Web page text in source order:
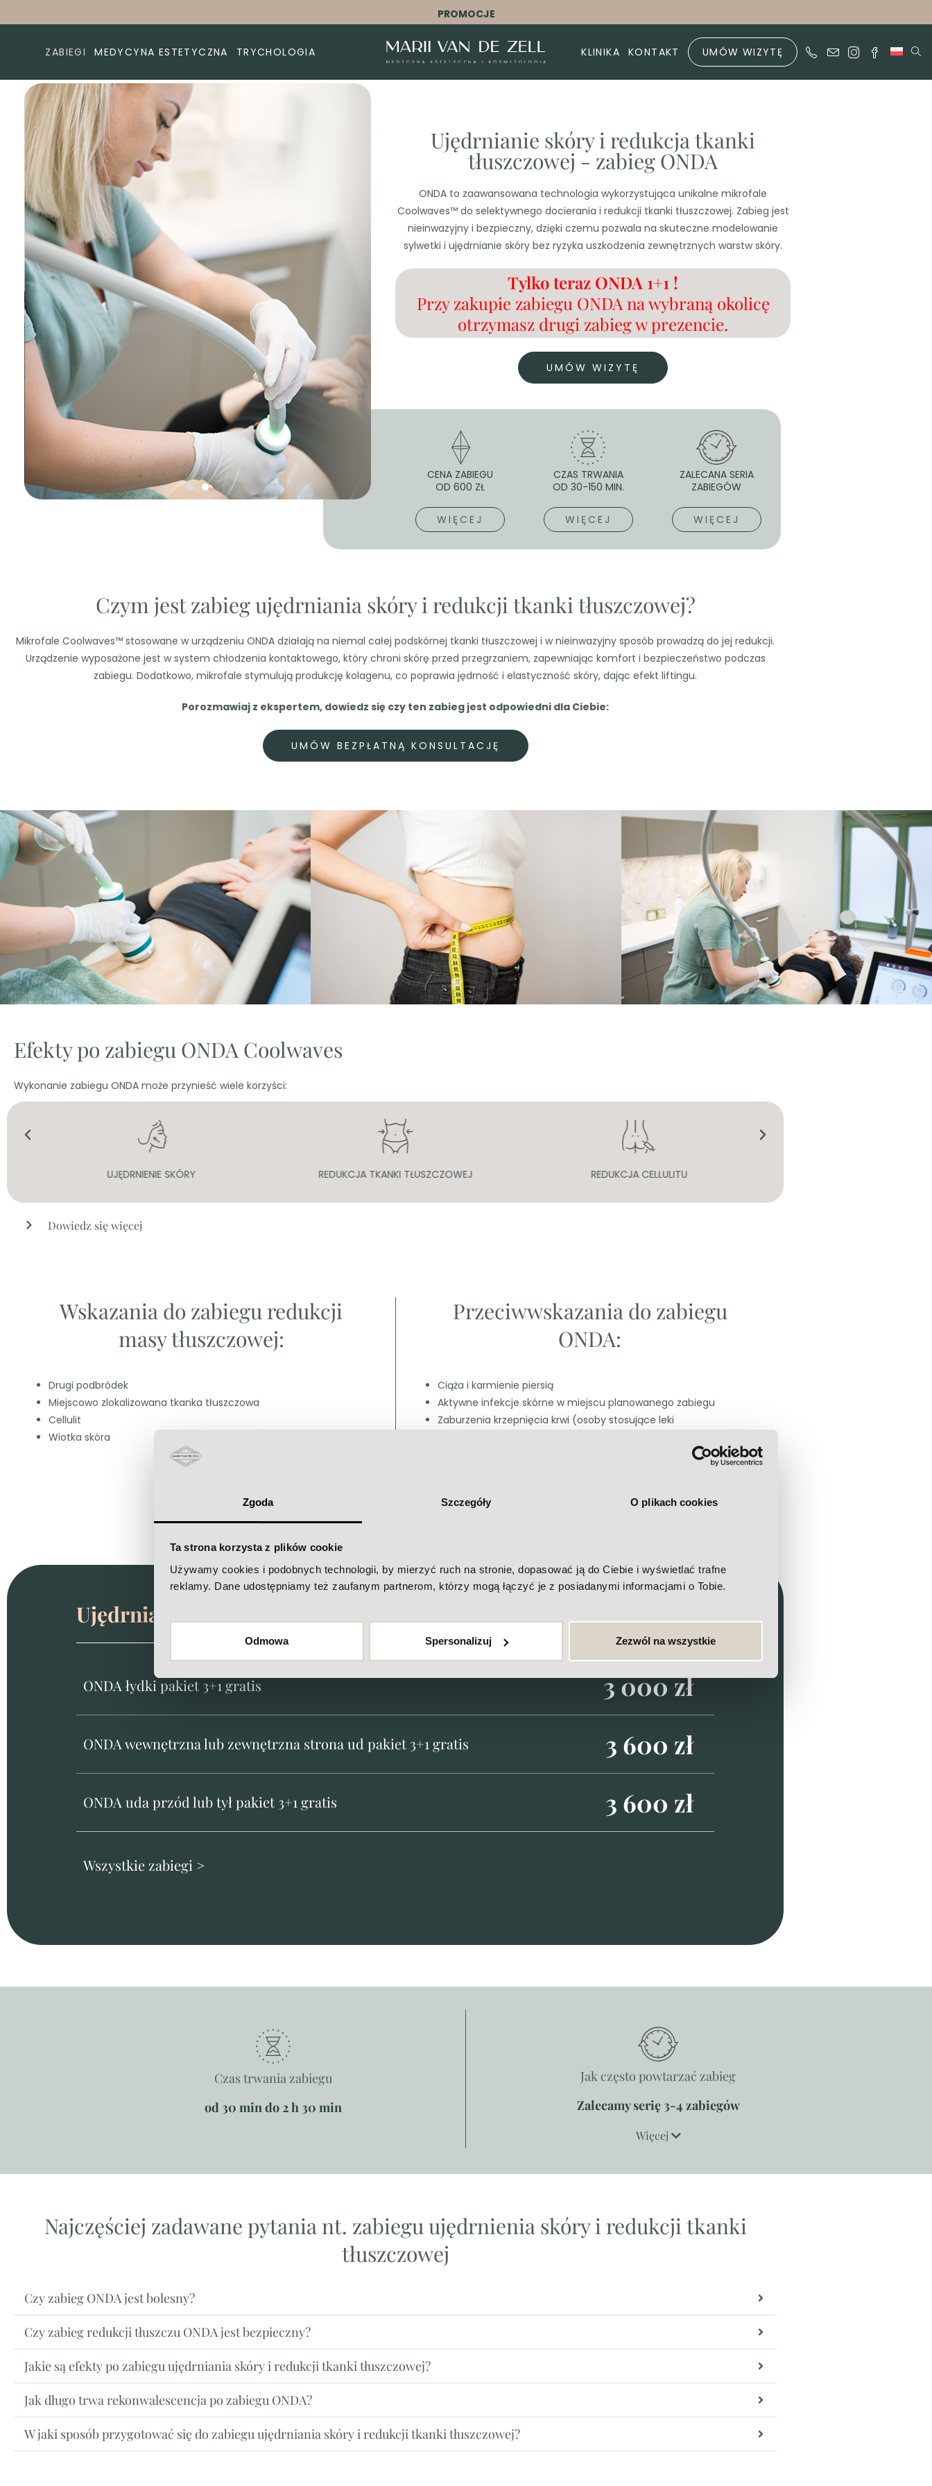
Zgoda Szczegóły O plikach cookies
Ta strona korzysta z plików cookie
Używamy cookies i podobnych technologii, by mierzyć ruch na stronie, dopasować ją do Ciebie i wyświetlać trafne
reklamy. Dane udostępniamy też zaufanym partnerom, którzy mogą łączyć je z posiadanymi informacjami o Tobie.
Odmowa Spersonalizuj Zezwól na wszystkie
PROMOCJE
ZABIEGI MEDYCYNA ESTETYCZNA TRYCHOLOGIA KLINIKA KONTAKT UMÓW WIZYTĘ
Ujędrnianie skóry i redukcja tkanki
tłuszczowej - zabieg ONDA
ONDA to zaawansowana technologia wykorzystująca unikalne mikrofale
Coolwaves™ do selektywnego docierania i redukcji tkanki tłuszczowej. Zabieg jest
nieinwazyjny i bezpieczny, dzięki czemu pozwala na skuteczne modelowanie
sylwetki i ujędrnianie skóry bez ryzyka uszkodzenia zewnętrznych warstw skóry.
Tylko teraz ONDA 1+1 !
Przy zakupie zabiegu ONDA na wybraną okolicę
otrzymasz drugi zabieg w prezencie.
UMÓW WIZYTĘ
CENA ZABIEGU
OD 600 ZŁ
WIĘCEJ
CZAS TRWANIA
OD 30-150 MIN.
WIĘCEJ
ZALECANA SERIA
ZABIEGÓW
WIĘCEJ
Czym jest zabieg ujędrniania skóry i redukcji tkanki tłuszczowej?
Mikrofale Coolwaves™ stosowane w urządzeniu ONDA działają na niemal całej podskórnej tkanki tłuszczowej i w nieinwazyjny sposób prowadzą do jej redukcji.
Urządzenie wyposażone jest w system chłodzenia kontaktowego, który chroni skórę przed przegrzaniem, zapewniając komfort i bezpieczeństwo podczas
zabiegu. Dodatkowo, mikrofale stymulują produkcję kolagenu, co poprawia jędrność i elastyczność skóry, dając efekt liftingu.
Porozmawiaj z ekspertem, dowiedz się czy ten zabieg jest odpowiedni dla Ciebie:
UMÓW BEZPŁATNĄ KONSULTACJĘ
Efekty po zabiegu ONDA Coolwaves
Wykonanie zabiegu ONDA może przynieść wiele korzyści:
UJĘDRNIENIE SKÓRY REDUKCJA TKANKI TŁUSZCZOWEJ REDUKCJA CELLULITU
Dowiedz się więcej
Wskazania do zabiegu redukcji
masy tłuszczowej:
Drugi podbródek
Miejscowo zlokalizowana tkanka tłuszczowa
Cellulit
Wiotka skóra
Przeciwwskazania do zabiegu
ONDA:
Ciąża i karmienie piersią
Aktywne infekcje skórne w miejscu planowanego zabiegu
Zaburzenia krzepnięcia krwi (osoby stosujące leki
Ujędrnianie skóry i redukcja tkanki tłuszczowej - ONDA
ONDA łydki pakiet 3+1 gratis 3 000 zł
ONDA wewnętrzna lub zewnętrzna strona ud pakiet 3+1 gratis 3 600 zł
ONDA uda przód lub tył pakiet 3+1 gratis 3 600 zł
Wszystkie zabiegi >
Czas trwania zabiegu
od 30 min do 2 h 30 min
Jak często powtarzać zabieg
Zalecamy serię 3-4 zabiegów
Więcej
Najczęściej zadawane pytania nt. zabiegu ujędrnienia skóry i redukcji tkanki
tłuszczowej
Czy zabieg ONDA jest bolesny?
Czy zabieg redukcji tłuszczu ONDA jest bezpieczny?
Jakie są efekty po zabiegu ujędrniania skóry i redukcji tkanki tłuszczowej?
Jak długo trwa rekonwalescencja po zabiegu ONDA?
W jaki sposób przygotować się do zabiegu ujędrniania skóry i redukcji tkanki tłuszczowej?